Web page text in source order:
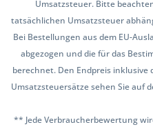
Umsatzsteuer. Bitte
tatsächlichen Umsatzsteuer
Bei Bestellungen aus dem EU-
abgezogen und die für das
berechnet. Den Endpreis
Umsatzsteuersätze sehen Sie auf
** Jede Verbraucherbewertung